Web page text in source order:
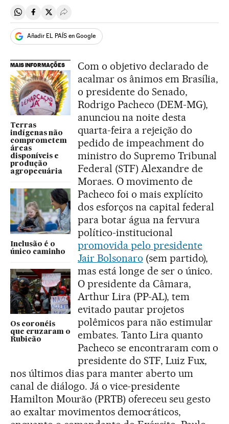
Compartir en Whatsapp
Compartir en Facebook
Compartir en Twitter
Desplegar Redes Sociales
Añadir EL PAÍS en Google
MAIS INFORMAÇÕES
Terras
indígenas não
comprometem
áreas
disponíveis e
produção
agropecuária
Inclusão é o
único caminho
Os coronéis
que cruzaram o
Rubicão
Com o objetivo declarado de
acalmar os ânimos em Brasília,
o presidente do Senado,
Rodrigo Pacheco (DEM-MG),
anunciou na noite desta
quarta-feira a rejeição do
pedido de impeachment do
ministro do Supremo Tribunal
Federal (STF) Alexandre de
Moraes. O movimento de
Pacheco foi o mais explícito
dos esforços na capital federal
para botar água na fervura
político-institucional
promovida pelo presidente
Jair Bolsonaro (sem partido),
mas está longe de ser o único.
O presidente da Câmara,
Arthur Lira (PP-AL), tem
evitado pautar projetos
polêmicos para não estimular
embates. Tanto Lira quanto
Pacheco se encontraram com o
presidente do STF, Luiz Fux,
nos últimos dias para manter aberto um
canal de diálogo. Já o vice-presidente
Hamilton Mourão (PRTB) ofereceu seu gesto
ao exaltar movimentos democráticos,